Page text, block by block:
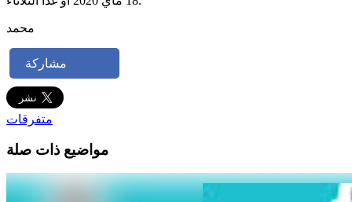
محمد
مشاركة
متفرقات
مواضيع ذات صلة